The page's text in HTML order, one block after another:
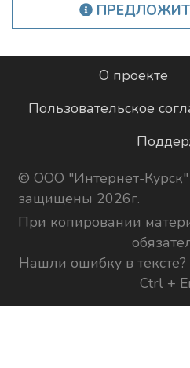
О проекте
Пользовательское
© ООО "Интернет-Курск"
защищены 2026г.
При копировании
Нашли ошибку в
Ctrl +